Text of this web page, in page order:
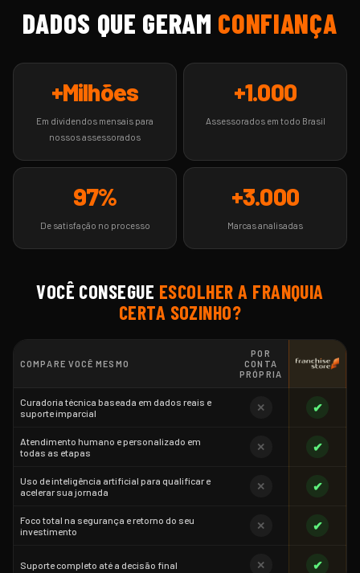
DADOS QUE GERAM CONFIANÇA
+Milhões
Em dividendos mensais para
nossos assessorados
+1.000
Assessorados em todo Brasil
97%
De satisfação no processo
+3.000
Marcas analisadas
VOCÊ CONSEGUE ESCOLHER A FRANQUIA
CERTA SOZINHO?
COMPARE VOCÊ MESMO
POR
CONTA
PRÓPRIA
Curadoria técnica baseada em dados reais e
suporte imparcial
✕ ✔
Atendimento humano e personalizado em
todas as etapas
✕ ✔
Uso de inteligência artificial para qualificar e
acelerar sua jornada
✕ ✔
Foco total na segurança e retorno do seu
investimento
✕ ✔
Suporte completo até a decisão final ✕ ✔